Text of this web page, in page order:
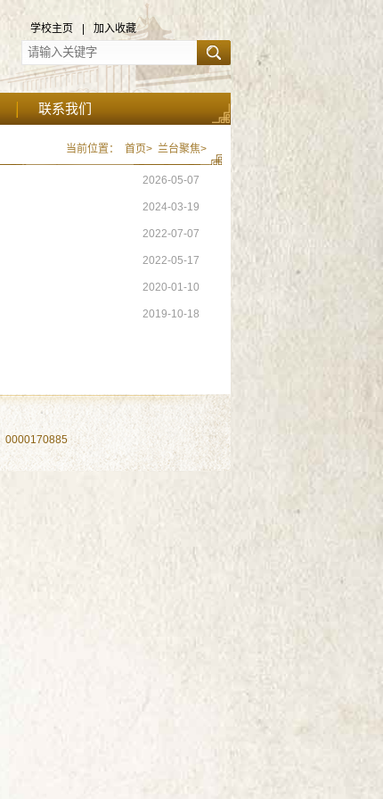
学校主页 加入收藏
联系我们
当前位置： 首页> 兰台聚焦>
2026-05-07
2024-03-19
2022-07-07
2022-05-17
2020-01-10
2019-10-18
0000170885